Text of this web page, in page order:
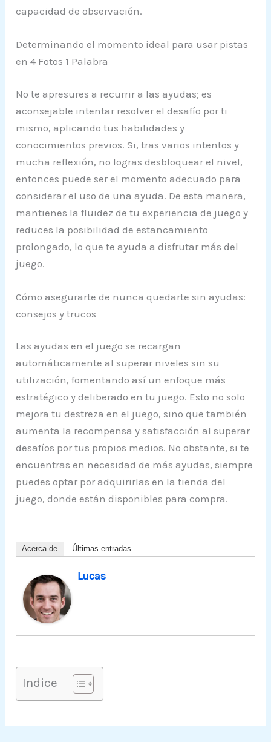
capacidad de observación.
Determinando el momento ideal para usar pistas
en 4 Fotos 1 Palabra
No te apresures a recurrir a las ayudas; es
aconsejable intentar resolver el desafío por ti
mismo, aplicando tus habilidades y
conocimientos previos. Si, tras varios intentos y
mucha reflexión, no logras desbloquear el nivel,
entonces puede ser el momento adecuado para
considerar el uso de una ayuda. De esta manera,
mantienes la fluidez de tu experiencia de juego y
reduces la posibilidad de estancamiento
prolongado, lo que te ayuda a disfrutar más del
juego.
Cómo asegurarte de nunca quedarte sin ayudas:
consejos y trucos
Las ayudas en el juego se recargan
automáticamente al superar niveles sin su
utilización, fomentando así un enfoque más
estratégico y deliberado en tu juego. Esto no solo
mejora tu destreza en el juego, sino que también
aumenta la recompensa y satisfacción al superar
desafíos por tus propios medios. No obstante, si te
encuentras en necesidad de más ayudas, siempre
puedes optar por adquirirlas en la tienda del
juego, donde están disponibles para compra.
Acerca de Últimas entradas
Lucas
Indice